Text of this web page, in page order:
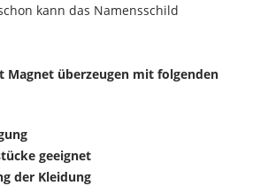
kann das Namensschild
Magnet überzeugen mit folgenden
geeignet
der Kleidung